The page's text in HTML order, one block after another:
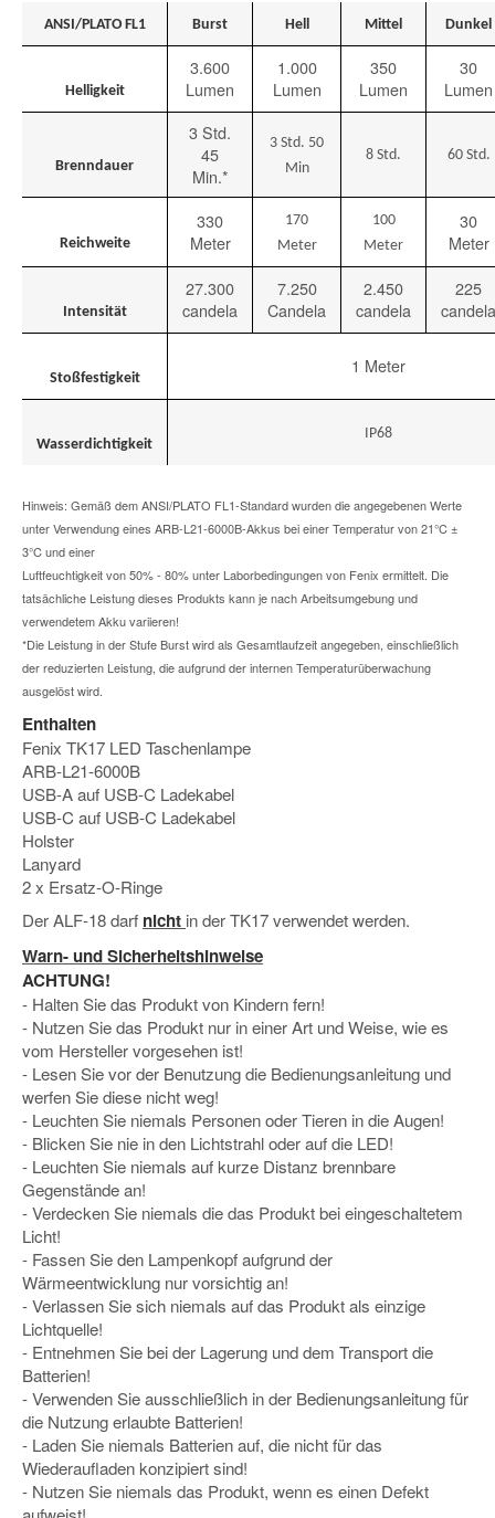
ANSI/PLATO FL1 Burst Hell Mittel Dunkel
Helligkeit
3.600
Lumen
1.000
Lumen
350
Lumen
30
Lumen
Brenndauer
3 Std.
45
Min.*
3 Std. 50
Min
8 Std. 60 Std.
Reichweite
330
Meter
170
Meter
100
Meter
30
Meter
Intensität
27.300
candela
7.250
Candela
2.450
candela
225
candela
Stoßfestigkeit
1 Meter
Wasserdichtigkeit
IP68
Hinweis: Gemäß dem ANSI/PLATO FL1-Standard wurden die angegebenen Werte
unter Verwendung eines ARB-L21-6000B-Akkus bei einer Temperatur von 21°C ±
3°C und einer
Luftfeuchtigkeit von 50% - 80% unter Laborbedingungen von Fenix ermittelt. Die
tatsächliche Leistung dieses Produkts kann je nach Arbeitsumgebung und
verwendetem Akku variieren!
*Die Leistung in der Stufe Burst wird als Gesamtlaufzeit angegeben, einschließlich
der reduzierten Leistung, die aufgrund der internen Temperaturüberwachung
ausgelöst wird.
Enthalten
Fenix TK17 LED Taschenlampe
ARB-L21-6000B
USB-A auf USB-C Ladekabel
USB-C auf USB-C Ladekabel
Holster
Lanyard
2 x Ersatz-O-Ringe
Der ALF-18 darf nicht in der TK17 verwendet werden.
Warn- und Sicherheitshinweise
ACHTUNG!
- Halten Sie das Produkt von Kindern fern!
- Nutzen Sie das Produkt nur in einer Art und Weise, wie es
vom Hersteller vorgesehen ist!
- Lesen Sie vor der Benutzung die Bedienungsanleitung und
werfen Sie diese nicht weg!
- Leuchten Sie niemals Personen oder Tieren in die Augen!
- Blicken Sie nie in den Lichtstrahl oder auf die LED!
- Leuchten Sie niemals auf kurze Distanz brennbare
Gegenstände an!
- Verdecken Sie niemals die das Produkt bei eingeschaltetem
Licht!
- Fassen Sie den Lampenkopf aufgrund der
Wärmeentwicklung nur vorsichtig an!
- Verlassen Sie sich niemals auf das Produkt als einzige
Lichtquelle!
- Entnehmen Sie bei der Lagerung und dem Transport die
Batterien!
- Verwenden Sie ausschließlich in der Bedienungsanleitung für
die Nutzung erlaubte Batterien!
- Laden Sie niemals Batterien auf, die nicht für das
Wiederaufladen konzipiert sind!
- Nutzen Sie niemals das Produkt, wenn es einen Defekt